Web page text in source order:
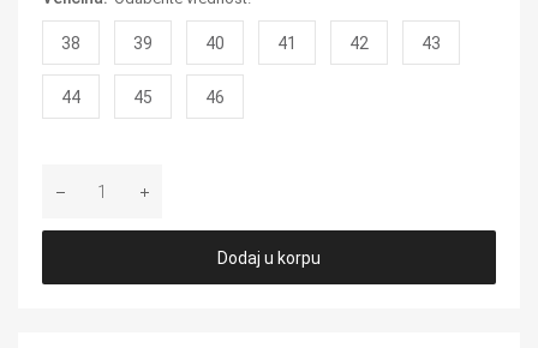
38 39 40 41 42 43
44 45 46
Dodaj u korpu